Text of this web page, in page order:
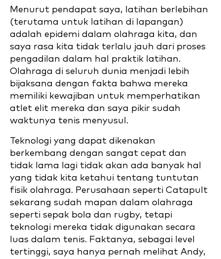
Menurut pendapat saya, latihan berlebihan
(terutama untuk latihan di lapangan)
adalah epidemi dalam olahraga kita, dan
saya rasa kita tidak terlalu jauh dari proses
pengadilan dalam hal praktik latihan.
Olahraga di seluruh dunia menjadi lebih
bijaksana dengan fakta bahwa mereka
memiliki kewajiban untuk memperhatikan
atlet elit mereka dan saya pikir sudah
waktunya tenis menyusul.
Teknologi yang dapat dikenakan
berkembang dengan sangat cepat dan
tidak lama lagi tidak akan ada banyak hal
yang tidak kita ketahui tentang tuntutan
fisik olahraga. Perusahaan seperti Catapult
sekarang sudah mapan dalam olahraga
seperti sepak bola dan rugby, tetapi
teknologi mereka tidak digunakan secara
luas dalam tenis. Faktanya, sebagai level
tertinggi, saya hanya pernah melihat Andy,